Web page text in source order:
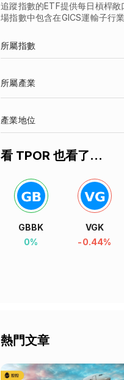
追蹤指數的ETF提供每日槓桿
場指數中包含在GICS運輸子行業
所屬指數
所屬產業
產業地位
看 TPOR 也看了...
GBBK
0%
VGK
-0.44%
熱門文章